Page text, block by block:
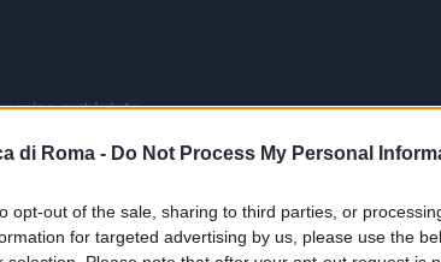
di Roma - Do Not Process My Personal
opt-out of the sale, sharing to third parties, or
for targeted advertising by us, please use the